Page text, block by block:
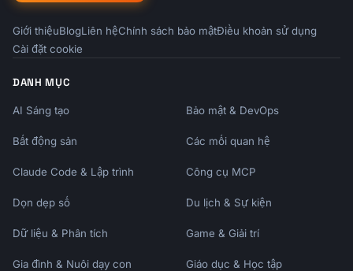
### Educational Emails
- "[Number] tips to [achieve goal]"
[result]"
fix it)"
### Conversion Emails
- "Your trial ends [day] - here's what's
- "Don't lose your [progress/data/work]"
Giới thiệuBlogLiên hệChính sách bảo mậtĐiều khoản sử dụng
Cài đặt cookie
DANH MỤC
AI Sáng tạo Bảo mật & DevOps
Bất động sản Các mối quan hệ
Claude Code & Lập trình Công cụ MCP
Dọn dẹp số Du lịch & Sự kiện
Dữ liệu & Phân tích Game & Giải trí
Gia đình & Nuôi dạy con Giáo dục & Học tập